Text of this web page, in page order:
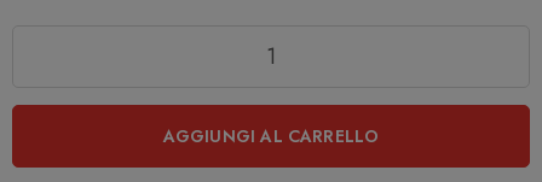
AGGIUNGI AL CARRELLO